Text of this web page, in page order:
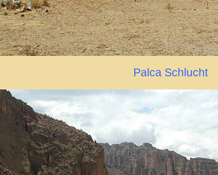
Palca Schlucht